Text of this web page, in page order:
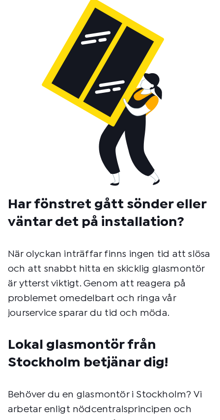
Har fönstret gått sönder eller
väntar det på installation?
När olyckan inträffar finns ingen tid att slösa
och att snabbt hitta en skicklig glasmontör
är ytterst viktigt. Genom att reagera på
problemet omedelbart och ringa vår
jourservice sparar du tid och möda.
Lokal glasmontör från
Stockholm betjänar dig!
Behöver du en glasmontör i Stockholm? Vi
arbetar enligt nödcentralsprincipen och